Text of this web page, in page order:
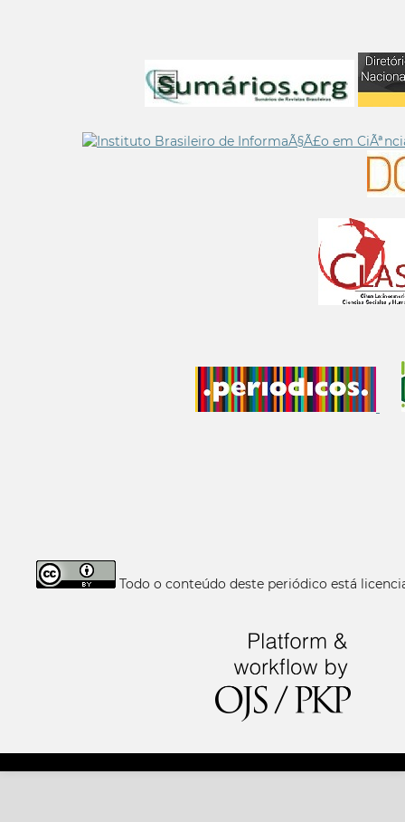
Todo o conteúdo deste periódico está